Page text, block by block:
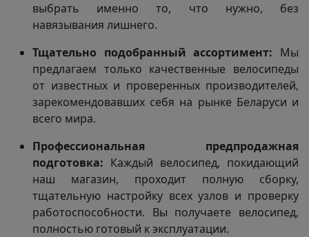
выбрать именно то, что нужно, без
навязывания лишнего.
Тщательно подобранный ассортимент: Мы
предлагаем только качественные велосипеды
от известных и проверенных производителей,
зарекомендовавших себя на рынке Беларуси и
всего мира.
Профессиональная предпродажная
подготовка: Каждый велосипед, покидающий
наш магазин, проходит полную сборку,
тщательную настройку всех узлов и проверку
работоспособности. Вы получаете велосипед,
полностью готовый к эксплуатации.